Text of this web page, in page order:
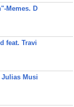
Memes. D
feat. Travi
Julias Musi